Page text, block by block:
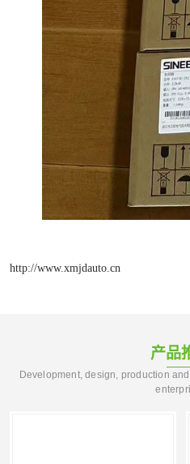
http://www.xmjdauto.cn
产品
Development, design, production